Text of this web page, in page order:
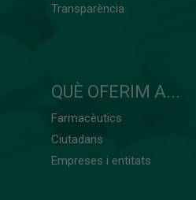
Transparència
QUÈ OFERIM A...
Farmacèutics
Ciutadans
Empreses i entitats